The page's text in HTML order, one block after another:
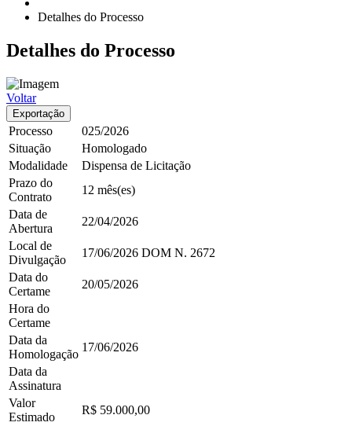
Detalhes do Processo
Detalhes do Processo
Voltar
Exportação
Processo
025/2026
Situação
Homologado
Modalidade
Dispensa de Licitação
Prazo do
Contrato
12 mês(es)
Data de
Abertura
22/04/2026
Local de
Divulgação
17/06/2026 DOM N. 2672
Data do
Certame
20/05/2026
Hora do
Certame
Data da
Homologação
17/06/2026
Data da
Assinatura
Valor
Estimado
R$ 59.000,00